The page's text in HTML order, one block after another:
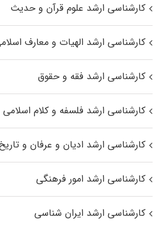
کارشناسی ارشد علوم قرآن و حدیث
کارشناسی ارشد الهیات و معارف
کارشناسی ارشد فقه و حقوق
کارشناسی ارشد فلسفه و کلام اسلامی
کارشناسی ارشد ادیان و عرفان و
کارشناسی ارشد امور فرهنگی
کارشناسی ارشد ایران شناسی